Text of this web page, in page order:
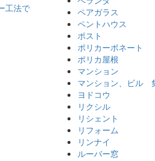
ペアガラス
ペントハウス
ポスト
ポリカーボネート
ポリカ屋根
マンション
マンション、ビル
ヨドコウ
リクシル
リシェント
リフォーム
リンナイ
ルーバー窓